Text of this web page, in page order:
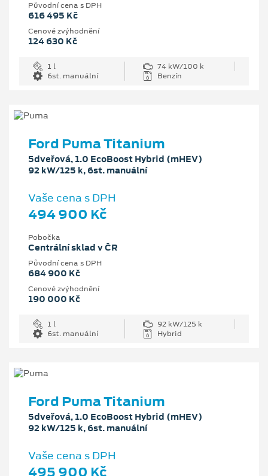
Původní cena s DPH
616 495 Kč
Cenové zvýhodnění
124 630 Kč
1 l
74 kW/100 k
6st. manuální
Benzín
Ford Puma Titanium
5dveřová, 1.0 EcoBoost Hybrid (mHEV)
92 kW/125 k, 6st. manuální
Vaše cena s DPH
494 900 Kč
Pobočka
Centrální sklad v ČR
Původní cena s DPH
684 900 Kč
Cenové zvýhodnění
190 000 Kč
1 l
92 kW/125 k
6st. manuální
Hybrid
Ford Puma Titanium
5dveřová, 1.0 EcoBoost Hybrid (mHEV)
92 kW/125 k, 6st. manuální
Vaše cena s DPH
495 900 Kč